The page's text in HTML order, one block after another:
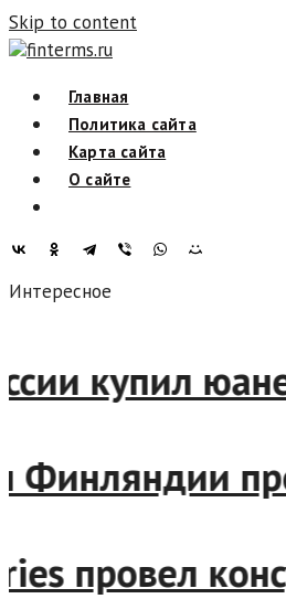
Skip to content
finterms.ru
Главная
Политика сайта
Карта сайта
О сайте
Интересное
купил
Финляндии
провел